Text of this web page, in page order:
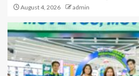
August 4, 2026 admin